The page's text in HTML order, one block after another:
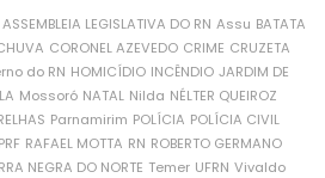
ASSEMBLEIA LEGISLATIVA DO RN Assu BATATA
CORONEL AZEVEDO CRIME CRUZETA
do RN HOMICÍDIO INCÊNDIO JARDIM DE
Mossoró NATAL Nilda NÉLTER QUEIROZ
Parnamirim POLÍCIA POLÍCIA CIVIL
PRF RAFAEL MOTTA RN ROBERTO GERMANO
NEGRA DO NORTE Temer UFRN Vivaldo